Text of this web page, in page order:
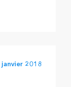
janvier 2018